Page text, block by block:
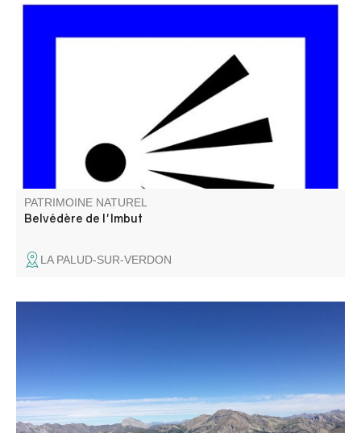
Imbut vient de l’occitan et veut dire « entonnoir ». Du
belvédère on peut apercevoir le chaos de l’Imbut, en bas,
dans la rivière. Le Verdon y disparaît sous des blocs de
roches pour réapparaître quelques centaines de mètres
PATRIMOINE NATUREL
Belvédère de l'Imbut
LA PALUD-SUR-VERDON